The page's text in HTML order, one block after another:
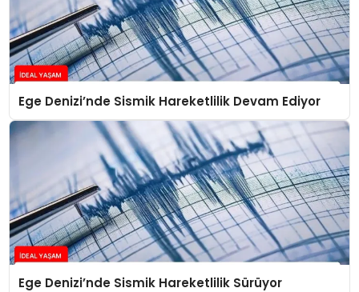
Ege Denizi’nde Sismik Hareketlilik Devam Ediyor
Ege Denizi’nde Sismik Hareketlilik Sürüyor